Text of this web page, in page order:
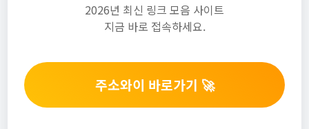
2026년 최신 링크 모음 사이트
지금 바로 접속하세요.
주소와이 바로가기 🚀